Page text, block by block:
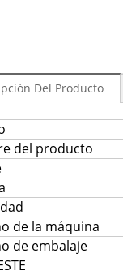
Del Producto
del producto
de la máquina
de embalaje